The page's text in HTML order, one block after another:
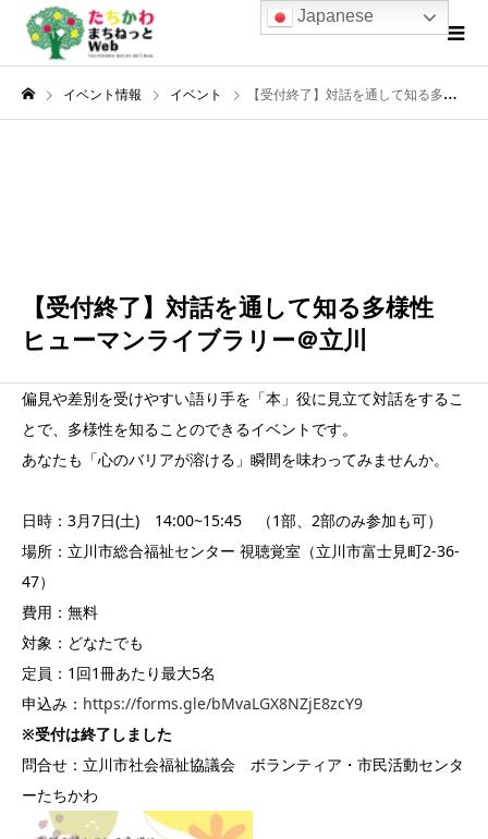
イベント情報 イベント 【受付終了】対話を通して知る多様性 ヒューマンライブラリー＠立川
【受付終了】対話を通して知る多様性
ヒューマンライブラリー＠立川
偏見や差別を受けやすい語り手を「本」役に見立て対話をするこ
とで、多様性を知ることのできるイベントです。
あなたも「心のバリアが溶ける」瞬間を味わってみませんか。
日時：3月7日(土) 14:00~15:45 （1部、2部のみ参加も可）
場所：立川市総合福祉センター 視聴覚室（立川市富士見町2-36-
47）
費用：無料
対象：どなたでも
定員：1回1冊あたり最大5名
申込み： https://forms.gle/bMvaLGX8NZjE8zcY9
※受付は終了しました
問合せ：立川市社会福祉協議会 ボランティア・市民活動センタ
ーたちかわ
Japanese